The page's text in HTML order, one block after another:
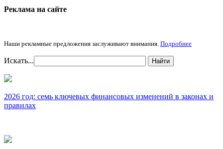
Реклама на cайте
Наши рекламные предложения заслуживают внимания. Подробнее
Искать... Найти
2026 год: семь ключевых финансовых изменений в законах и
правилах